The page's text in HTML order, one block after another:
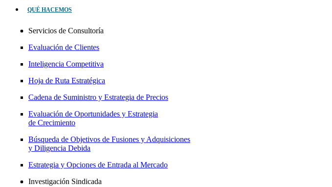
QUÉ HACEMOS
Servicios de Consultoría
Evaluación de Clientes
Inteligencia Competitiva
Hoja de Ruta Estratégica
Cadena de Suministro y Estrategia de Precios
Evaluación de Oportunidades y Estrategia
de Crecimiento
Búsqueda de Objetivos de Fusiones y Adquisiciones
y Diligencia Debida
Estrategia y Opciones de Entrada al Mercado
Investigación Sindicada